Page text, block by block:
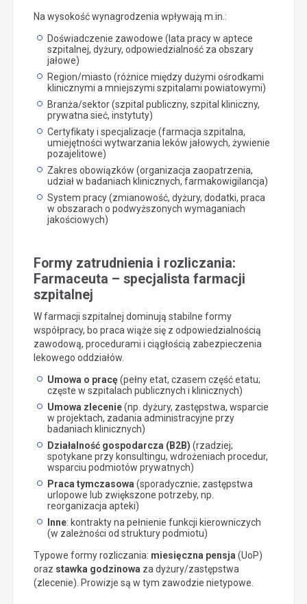
Na wysokość wynagrodzenia wpływają m.in.:
Doświadczenie zawodowe (lata pracy w aptece
szpitalnej, dyżury, odpowiedzialność za obszary
jałowe)
Region/miasto (różnice między dużymi ośrodkami
klinicznymi a mniejszymi szpitalami powiatowymi)
Branża/sektor (szpital publiczny, szpital kliniczny,
prywatna sieć, instytuty)
Certyfikaty i specjalizacje (farmacja szpitalna,
umiejętności wytwarzania leków jałowych, żywienie
pozajelitowe)
Zakres obowiązków (organizacja zaopatrzenia,
udział w badaniach klinicznych, farmakowigilancja)
System pracy (zmianowość, dyżury, dodatki, praca
w obszarach o podwyższonych wymaganiach
jakościowych)
Formy zatrudnienia i rozliczania:
Farmaceuta – specjalista farmacji
szpitalnej
W farmacji szpitalnej dominują stabilne formy
współpracy, bo praca wiąże się z odpowiedzialnością
zawodową, procedurami i ciągłością zabezpieczenia
lekowego oddziałów.
Umowa o pracę(pełny etat, czasem część etatu;
częste w szpitalach publicznych i klinicznych)
Umowa zlecenie(np. dyżury, zastępstwa, wsparcie
w projektach, zadania administracyjne przy
badaniach klinicznych)
Działalność gospodarcza (B2B) (rzadziej;
spotykane przy konsultingu, wdrożeniach procedur,
wsparciu podmiotów prywatnych)
Praca tymczasowa (sporadycznie; zastępstwa
urlopowe lub zwiększone potrzeby, np.
reorganizacja apteki)
Inne: kontrakty na pełnienie funkcji kierowniczych
(w zależności od struktury podmiotu)
Typowe formy rozliczania: miesięczna pensja (UoP)
oraz stawka godzinowa za dyżury/zastępstwa
(zlecenie). Prowizje są w tym zawodzie nietypowe.